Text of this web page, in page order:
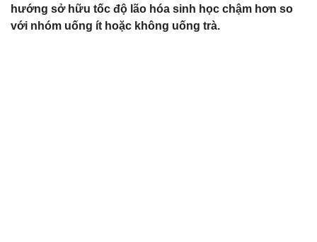
hướng sở hữu tốc độ lão hóa sinh học chậm hơn so
với nhóm uống ít hoặc không uống trà.